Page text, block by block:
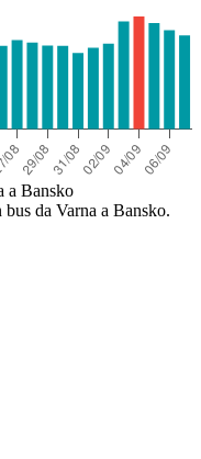
a Bansko
da Varna a Bansko.